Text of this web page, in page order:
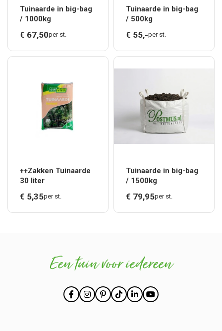
Tuinaarde in big-bag
/ 1000kg
€ 67,50per st.
Tuinaarde in big-bag
/ 500kg
€ 55,-per st.
++Zakken Tuinaarde
30 liter
€ 5,35per st.
Tuinaarde in big-bag
/ 1500kg
€ 79,95per st.
Een tuin voor iedereen